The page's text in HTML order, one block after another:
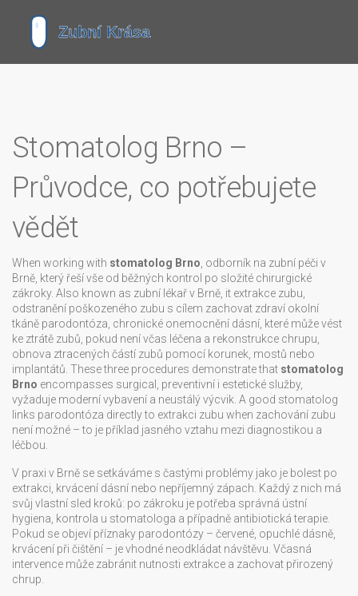
Stomatolog Brno –
Průvodce, co potřebujete
vědět
When working with stomatolog Brno odborník na zubní péči v
Brně, který řeší vše od běžných kontrol po složité chirurgické
zákroky. Also known as zubní lékař v Brně , it extrakce zubu
odstranění poškozeného zubu s cílem zachovat zdraví okolní
tkáně parodontóza chronické onemocnění dásní, které může vést
ke ztrátě zubů, pokud není včas léčena a rekonstrukce chrupu
obnova ztracených částí zubů pomocí korunek, mostů nebo
implantátů . These three procedures demonstrate that stomatolog
Brno encompasses surgical, preventivní i estetické služby,
vyžaduje moderní vybavení a neustálý výcvik. A good stomatolog
links parodontóza directly to extrakci zubu when zachování zubu
není možné – to je příklad jasného vztahu mezi diagnostikou a
léčbou.
V praxi v Brně se setkáváme s častými problémy jako je bolest po
extrakci, krvácení dásní nebo nepříjemný zápach. Každý z nich má
svůj vlastní sled kroků: po zákroku je potřeba správná ústní
hygiena, kontrola u stomatologa a případně antibiotická terapie.
Pokud se objeví příznaky parodontózy – červené, opuchlé dásně,
krvácení při čištění – je vhodné neodkládat návštěvu. Včasná
intervence může zabránit nutnosti extrakce a zachovat přirozený
chrup.